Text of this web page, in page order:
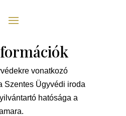
vonatkozó
Szentes Ügyvédi iroda
hatósága a